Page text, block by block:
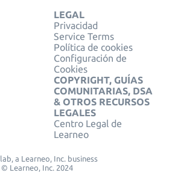
LEGAL
Privacidad
Service Terms
Política de cookies
Configuración de
Cookies
COPYRIGHT, GUÍAS
COMUNITARIAS, DSA
& OTROS RECURSOS
LEGALES
Centro Legal de
Learneo
a Learneo, Inc. business
© Learneo, Inc. 2024